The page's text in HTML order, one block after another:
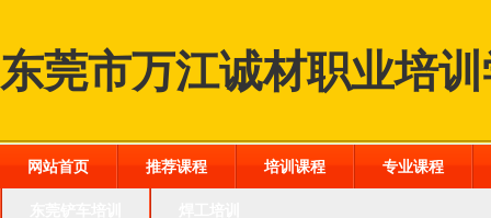
东莞市万江诚材职业培
网站首页 推荐课程 培训课程 专业课程